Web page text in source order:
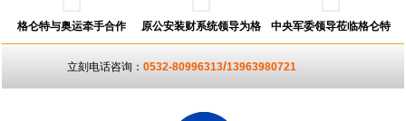
格仑特与奥运牵手合作 原公安装财系统领导为格 中央军委领导莅临格仑特
立刻电话咨询：0532-80996313/13963980721